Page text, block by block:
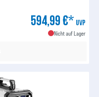
594,99 €* UVP
Nicht auf Lager